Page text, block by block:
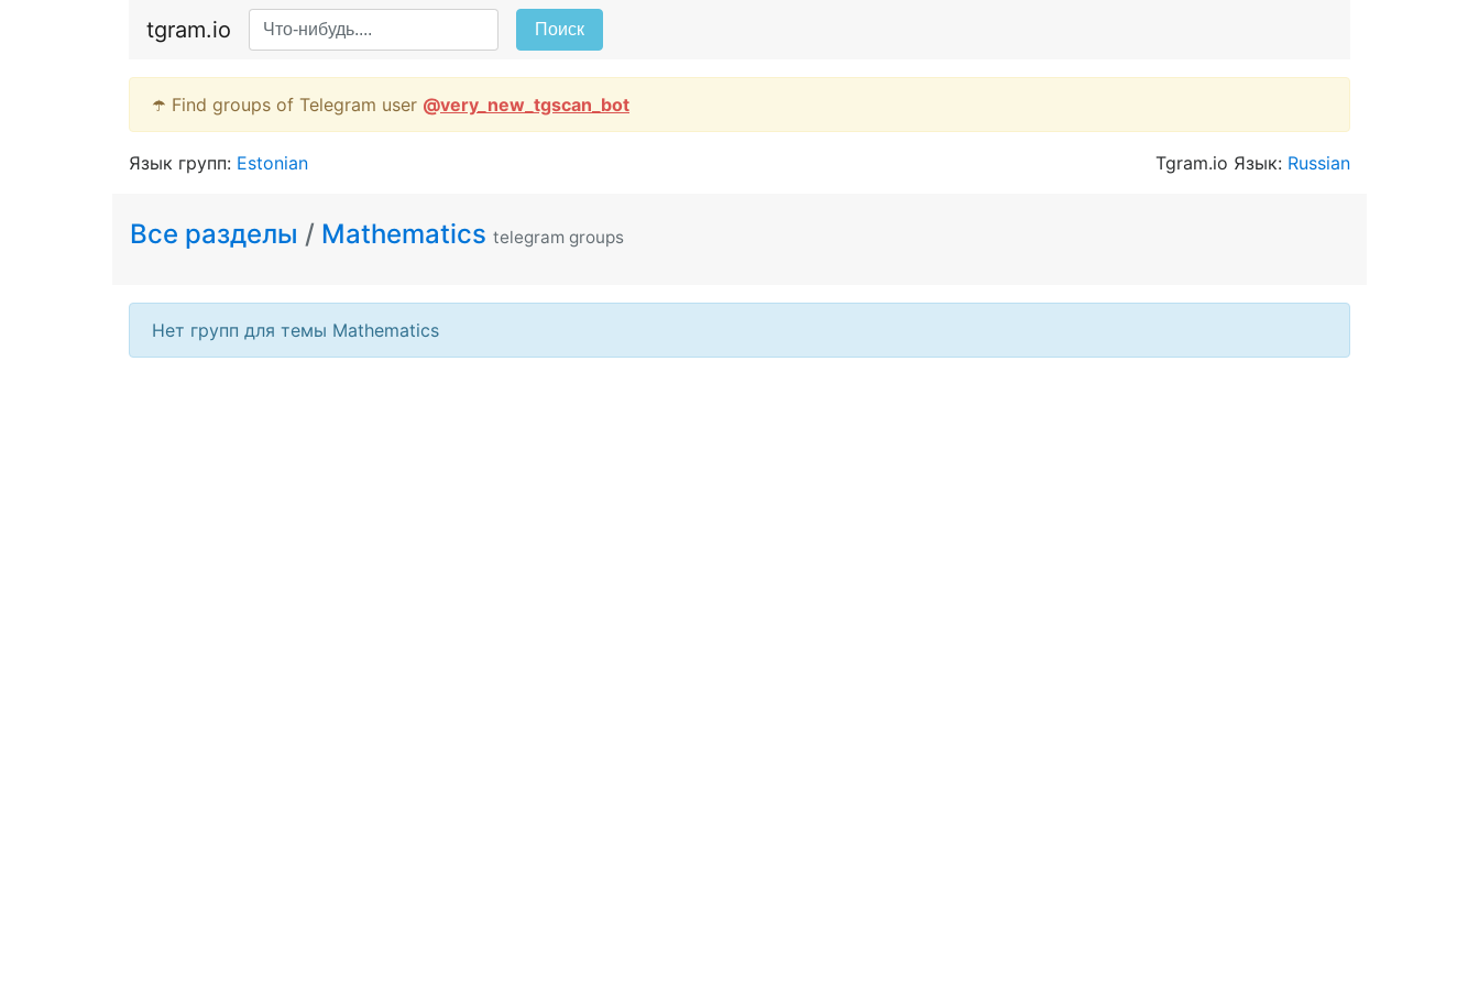
tgram.io Поиск
☂️ Find groups of Telegram user @very_new_tgscan_bot
Язык групп: Estonian Tgram.io Язык: Russian
Все разделы / Mathematics telegram groups
Нет групп для темы Mathematics